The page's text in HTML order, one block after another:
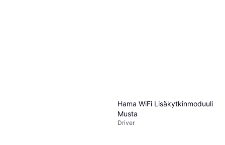
Hama WiFi Lisäkytkinmoduuli
Musta
Driver